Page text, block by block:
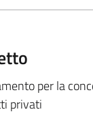
per la
privati